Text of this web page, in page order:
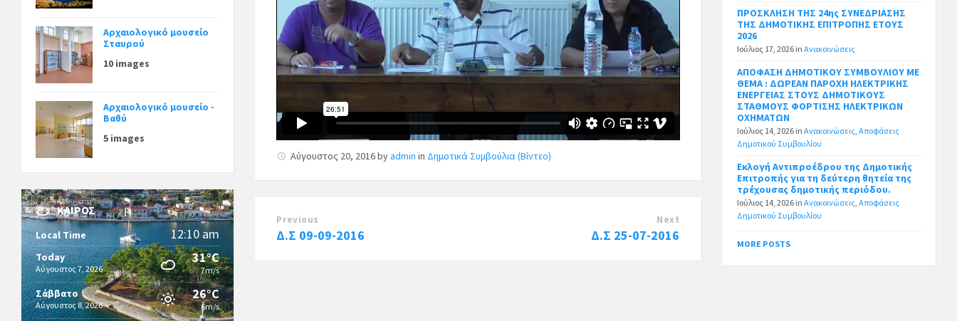
Αύγουστος 20, 2016byadmin in Δημοτικά Συμβούλια (Βίντεο)
Previous
Δ.Σ 09-09-2016
Next
Δ.Σ 25-07-2016
Αρχαιολογικό μουσείο
Σταυρού
10 images
Αρχαιολογικό μουσείο -
Βαθύ
5 images
ΚΑΙΡΌΣ
Local Time 12:10 am
Today
Αύγουστος 7, 2026
31°C
7m/s
Σάββατο
Αύγουστος 8, 2026
26°C
6m/s
ΠΡΟΣΚΛΗΣΗ ΤΗΣ 24ης ΣΥΝΕΔΡΙΑΣΗΣ
ΤΗΣ ΔΗΜΟΤΙΚΗΣ ΕΠΙΤΡΟΠΗΣ ΕΤΟΥΣ
2026
Ιούλιος 17, 2026 inΑνακοινώσεις
ΑΠΟΦΑΣΗ ΔΗΜΟΤΙΚΟΥ ΣΥΜΒΟΥΛΙΟΥ ΜΕ
ΘΕΜΑ : ΔΩΡΕΑΝ ΠΑΡΟΧΗ ΗΛΕΚΤΡΙΚΗΣ
ΕΝΕΡΓΕΙΑΣ ΣΤΟΥΣ ΔΗΜΟΤΙΚΟΥΣ
ΣΤΑΘΜΟΥΣ ΦΟΡΤΙΣΗΣ ΗΛΕΚΤΡΙΚΩΝ
ΟΧΗΜΑΤΩΝ
Ιούλιος 14, 2026 inΑνακοινώσεις,Αποφάσεις
Δημοτικού Συμβουλίου
Εκλογή Αντιπροέδρου της Δημοτικής
Επιτροπής για τη δεύτερη θητεία της
τρέχουσας δημοτικής περιόδου.
Ιούλιος 14, 2026 inΑνακοινώσεις,Αποφάσεις
Δημοτικού Συμβουλίου
MORE POSTS